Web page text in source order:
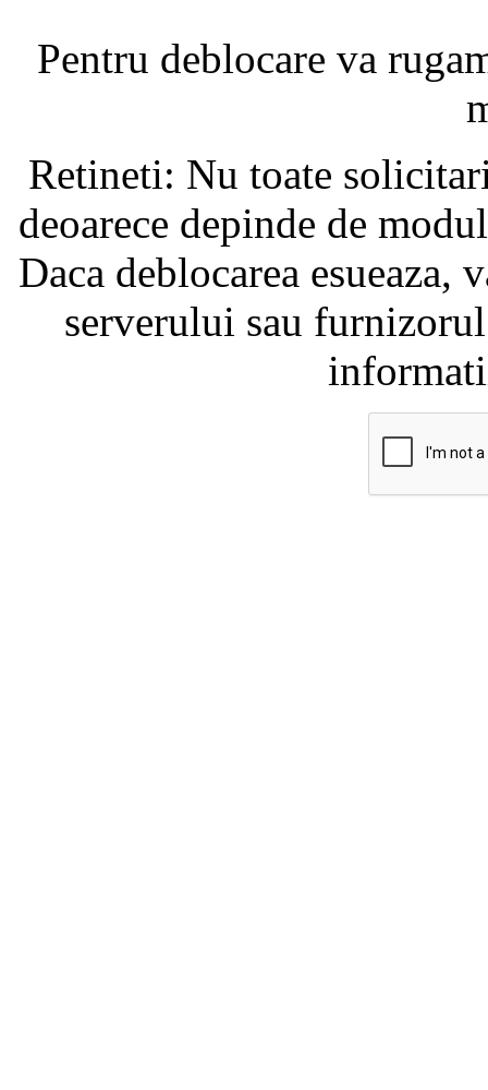
Pentru deblocare va
Retineti: Nu toate
deoarece depinde de
Daca deblocarea
serverului sau